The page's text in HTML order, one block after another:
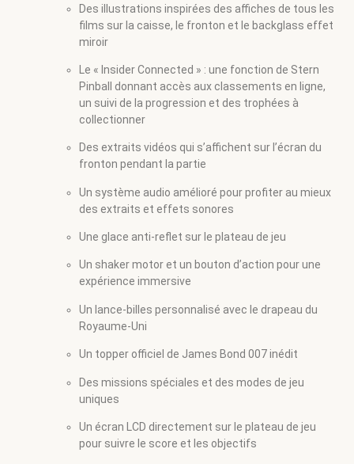
Des illustrations inspirées des affiches de tous les
films sur la caisse, le fronton et le backglass effet
miroir
Le « Insider Connected » : une fonction de Stern
Pinball donnant accès aux classements en ligne,
un suivi de la progression et des trophées à
collectionner
Des extraits vidéos qui s’affichent sur l’écran du
fronton pendant la partie
Un système audio amélioré pour profiter au mieux
des extraits et effets sonores
Une glace anti-reflet sur le plateau de jeu
Un shaker motor et un bouton d’action pour une
expérience immersive
Un lance-billes personnalisé avec le drapeau du
Royaume-Uni
Un topper officiel de James Bond 007 inédit
Des missions spéciales et des modes de jeu
uniques
Un écran LCD directement sur le plateau de jeu
pour suivre le score et les objectifs